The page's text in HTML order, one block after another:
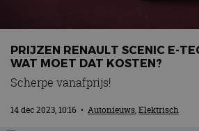
MotorRAI.nl
PRIJZEN RENAULT SCENIC E-
WAT MOET DAT KOSTEN?
Scherpe vanafprijs!
14 dec 2023, 10:16 • Autonieuws,Elektrisch